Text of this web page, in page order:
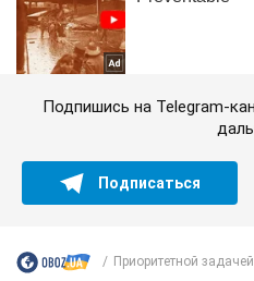
Подпишись на Telegram-
Подписаться
Приоритетной